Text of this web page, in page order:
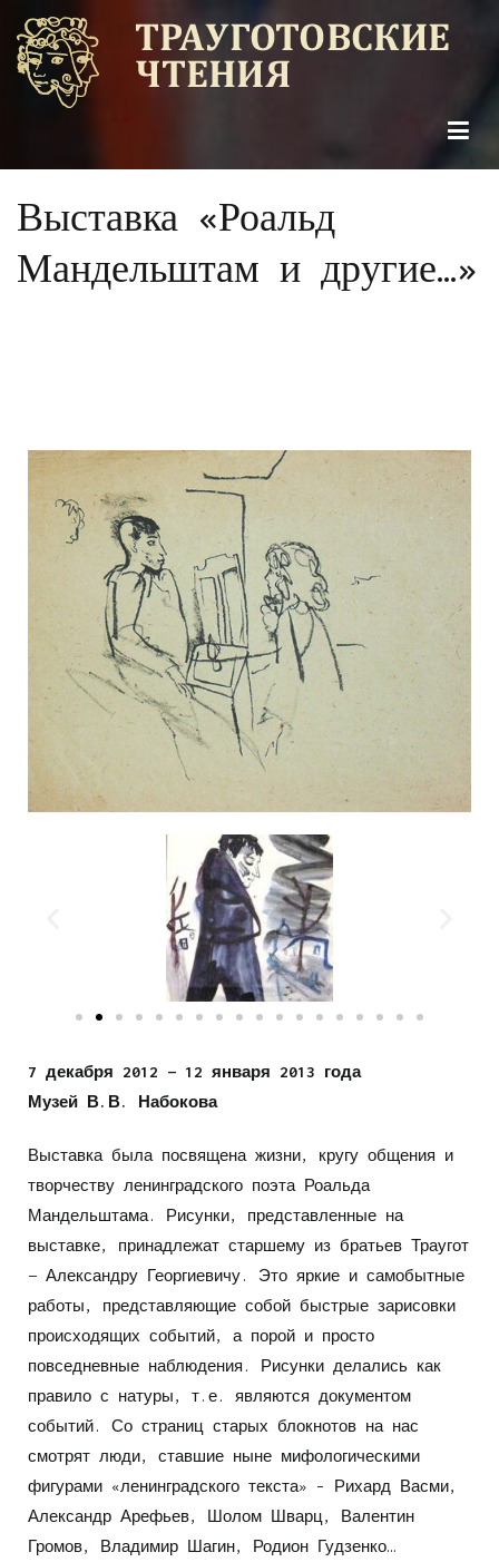
Проект о жизни книжной графики в России и за рубежом
Выставка «Роальд
Мандельштам и другие…»
7 декабря 2012 — 12 января 2013 года
Музей В.В. Набокова
Выставка была посвящена жизни, кругу общения и
творчеству ленинградского поэта Роальда
Мандельштама. Рисунки, представленные на
выставке, принадлежат старшему из братьев Траугот
— Александру Георгиевичу. Это яркие и самобытные
работы, представляющие собой быстрые зарисовки
происходящих событий, а порой и просто
повседневные наблюдения. Рисунки делались как
правило с натуры, т.е. являются документом
событий. Со страниц старых блокнотов на нас
смотрят люди, ставшие ныне мифологическими
фигурами «ленинградского текста» – Рихард Васми,
Александр Арефьев, Шолом Шварц, Валентин
Громов, Владимир Шагин, Родион Гудзенко…